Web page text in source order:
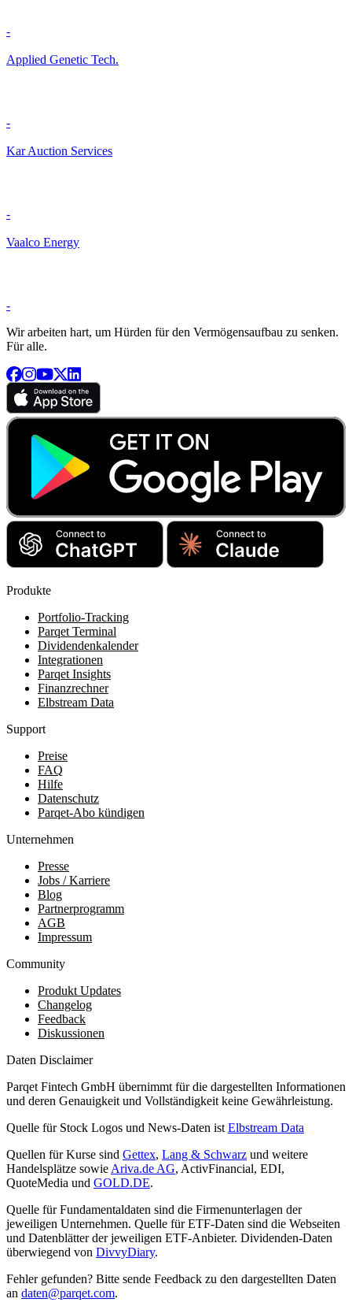
-
Applied Genetic Tech.
-
Kar Auction Services
-
Vaalco Energy
-
Wir arbeiten hart, um Hürden für den Vermögensaufbau zu senken.
Für alle.
Produkte
Portfolio-Tracking
Parqet Terminal
Dividendenkalender
Integrationen
Parqet Insights
Finanzrechner
Elbstream Data
Support
Preise
FAQ
Hilfe
Datenschutz
Parqet-Abo kündigen
Unternehmen
Presse
Jobs / Karriere
Blog
Partnerprogramm
AGB
Impressum
Community
Produkt Updates
Changelog
Feedback
Diskussionen
Daten Disclaimer
Parqet Fintech GmbH übernimmt für die dargestellten Informationen
und deren Genauigkeit und Vollständigkeit keine Gewährleistung.
Quelle für Stock Logos und News-Daten ist Elbstream Data
Quellen für Kurse sind Gettex, Lang & Schwarz und weitere
Handelsplätze sowie Ariva.de AG, ActivFinancial, EDI,
QuoteMedia und GOLD.DE.
Quelle für Fundamentaldaten sind die Firmenunterlagen der
jeweiligen Unternehmen. Quelle für ETF-Daten sind die Webseiten
und Datenblätter der jeweiligen ETF-Anbieter. Dividenden-Daten
überwiegend von DivvyDiary.
Fehler gefunden? Bitte sende Feedback zu den dargestellten Daten
an daten@parqet.com.